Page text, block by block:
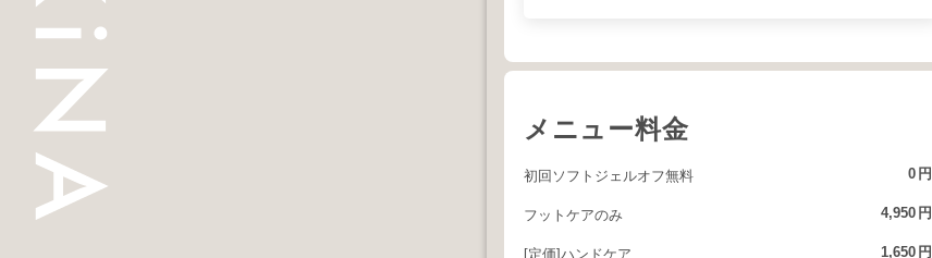
メニュー料金
初回ソフトジェルオフ無料 0 円
フットケアのみ 4,950 円
[定価]ハンドケア 1,650 円